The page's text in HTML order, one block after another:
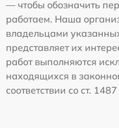
— чтобы обозначить
работаем. Наша
владельцами
представляет их
работ выполняются
находящихся в
соответствии со ст.